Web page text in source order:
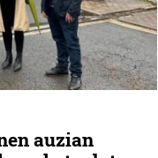
auzian